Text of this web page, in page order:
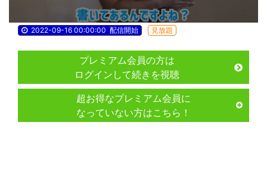
2022-09-16 00:00:00 配信開始 見放題
プレミアム会員の方は
ログインして続きを視聴
超お得なプレミアム会員に
なっていない方はこちら！